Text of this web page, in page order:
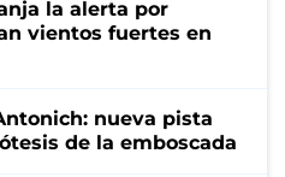
la alerta por
vientos fuertes en
nueva pista
de la emboscada